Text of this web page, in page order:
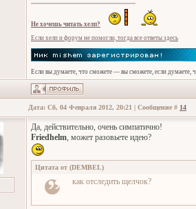
Не хочешь читать хелп?
Если хелп и форум не помогли, тогда все ответы здесь
Если вы думаете, что сможете — вы сможете, если думаете,
Дата: Сб, 04 Февраля 2012, 20:21 | Сообщение # 14
Да, действительно, очень симпатично!
Friedhelm, может разовьете идею?
Цитата от (DEMBEL)
как отследить щелчок?